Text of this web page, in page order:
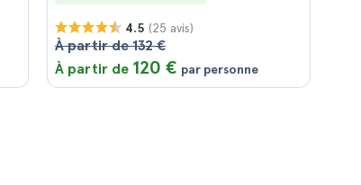
4.5 (25 avis)
À partir de 132 €
À partir de 120 € par personne